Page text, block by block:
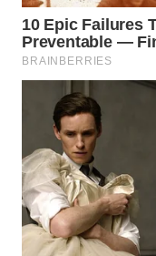
WN
TAPANULI
WN
SAMOSIR
WN
PADANG
LAWAS